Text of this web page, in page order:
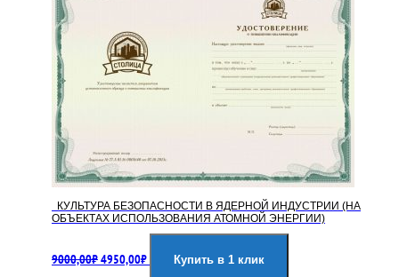
КУЛЬТУРА БЕЗОПАСНОСТИ В ЯДЕРНОЙ ИНДУСТРИИ (НА
ОБЪЕКТАХ ИСПОЛЬЗОВАНИЯ АТОМНОЙ ЭНЕРГИИ)
9000,00₽цена
4950,00₽цена:
Купить в 1 клик